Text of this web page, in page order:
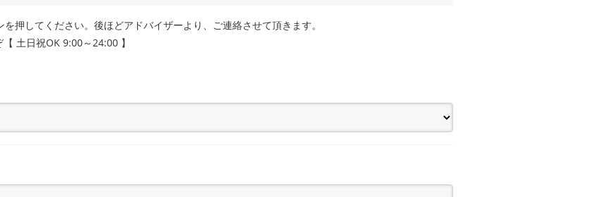
押してください。後ほどアドバイザーより、ご連絡させて頂きます。
土日祝OK 9:00～24:00 】